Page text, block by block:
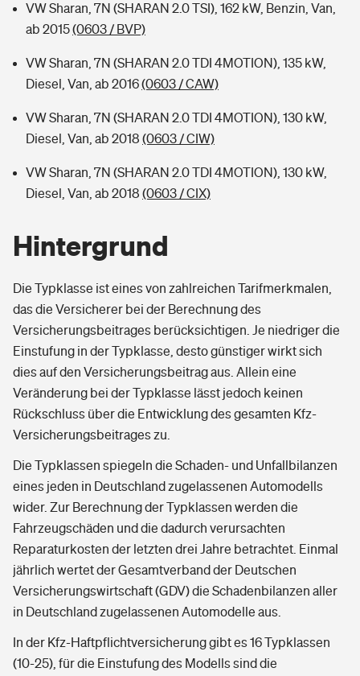
VW Sharan, 7N (SHARAN 2.0 TSI), 162 kW, Benzin, Van,
ab 2015(0603 / BVP)
VW Sharan, 7N (SHARAN 2.0 TDI 4MOTION), 135 kW,
Diesel, Van, ab 2016(0603 / CAW)
VW Sharan, 7N (SHARAN 2.0 TDI 4MOTION), 130 kW,
Diesel, Van, ab 2018 (0603 / CIW)
VW Sharan, 7N (SHARAN 2.0 TDI 4MOTION), 130 kW,
Diesel, Van, ab 2018 (0603 / CIX)
Hintergrund
Die Typklasse ist eines von zahlreichen Tarifmerkmalen,
das die Versicherer bei der Berechnung des
Versicherungsbeitrages berücksichtigen. Je niedriger die
Einstufung in der Typklasse, desto günstiger wirkt sich
dies auf den Versicherungsbeitrag aus. Allein eine
Veränderung bei der Typklasse lässt jedoch keinen
Rückschluss über die Entwicklung des gesamten Kfz-
Versicherungsbeitrages zu.
Die Typklassen spiegeln die Schaden- und Unfallbilanzen
eines jeden in Deutschland zugelassenen Automodells
wider. Zur Berechnung der Typklassen werden die
Fahrzeugschäden und die dadurch verursachten
Reparaturkosten der letzten drei Jahre betrachtet. Einmal
jährlich wertet der Gesamtverband der Deutschen
Versicherungswirtschaft (GDV) die Schadenbilanzen aller
in Deutschland zugelassenen Automodelle aus.
In der Kfz-Haftpflichtversicherung gibt es 16 Typklassen
(10-25), für die Einstufung des Modells sind die